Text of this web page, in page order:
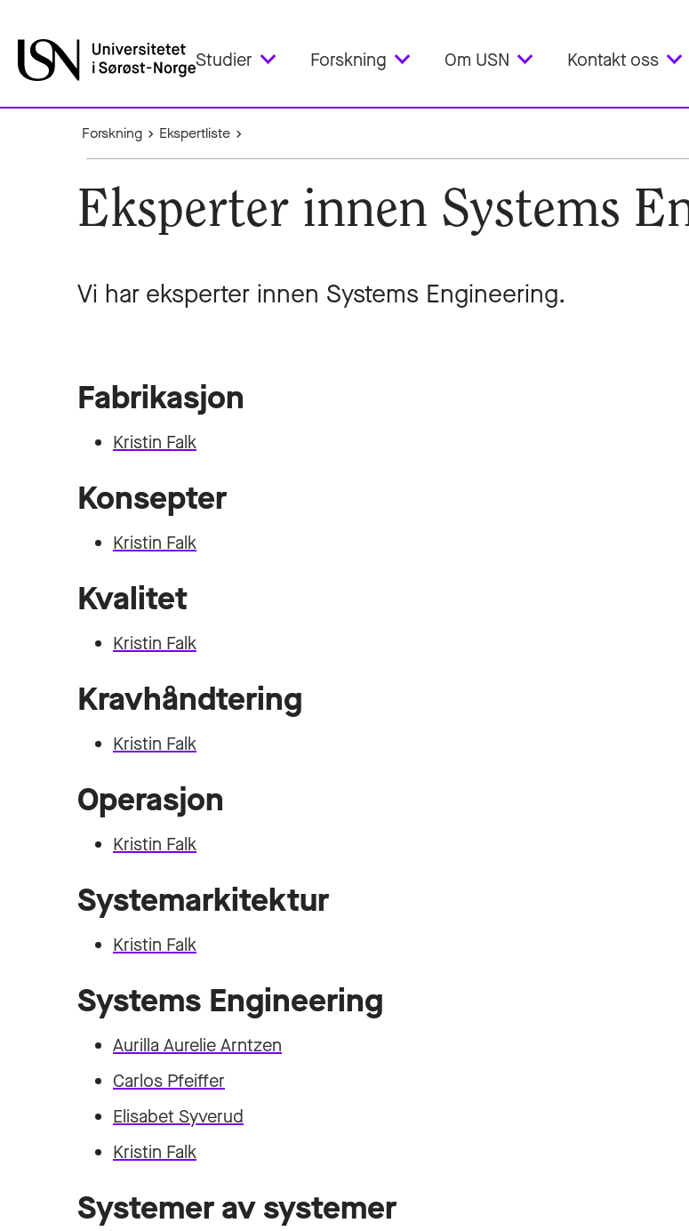
Studier Forskning Om USN Kontakt oss
Forskning Ekspertliste
Eksperter innen Systems
Vi har eksperter innen Systems Engineering.
Fabrikasjon
Kristin Falk
Konsepter
Kristin Falk
Kvalitet
Kristin Falk
Kravhåndtering
Kristin Falk
Operasjon
Kristin Falk
Systemarkitektur
Kristin Falk
Systems Engineering
Aurilla Aurelie Arntzen
Carlos Pfeiffer
Elisabet Syverud
Kristin Falk
Systemer av systemer